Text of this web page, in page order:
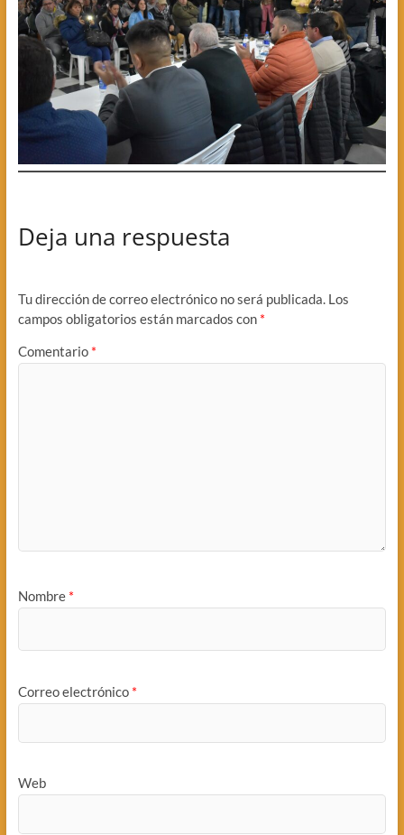
Deja una respuesta
Tu dirección de correo electrónico no será publicada. Los
campos obligatorios están marcados con *
Comentario *
Nombre *
Correo electrónico *
Web